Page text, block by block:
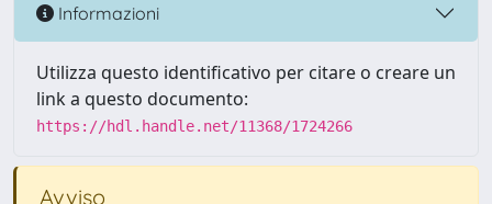
Informazioni
Utilizza questo identificativo per citare o creare un
link a questo documento:
https://hdl.handle.net/11368/1724266
Avviso